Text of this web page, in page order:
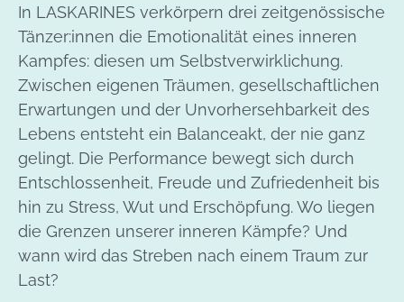
In LASKARINES verkörpern drei zeitgenössische
Tänzer:innen die Emotionalität eines inneren
Kampfes: diesen um Selbstverwirklichung.
Zwischen eigenen Träumen, gesellschaftlichen
Erwartungen und der Unvorhersehbarkeit des
Lebens entsteht ein Balanceakt, der nie ganz
gelingt. Die Performance bewegt sich durch
Entschlossenheit, Freude und Zufriedenheit bis
hin zu Stress, Wut und Erschöpfung. Wo liegen
die Grenzen unserer inneren Kämpfe? Und
wann wird das Streben nach einem Traum zur
Last?